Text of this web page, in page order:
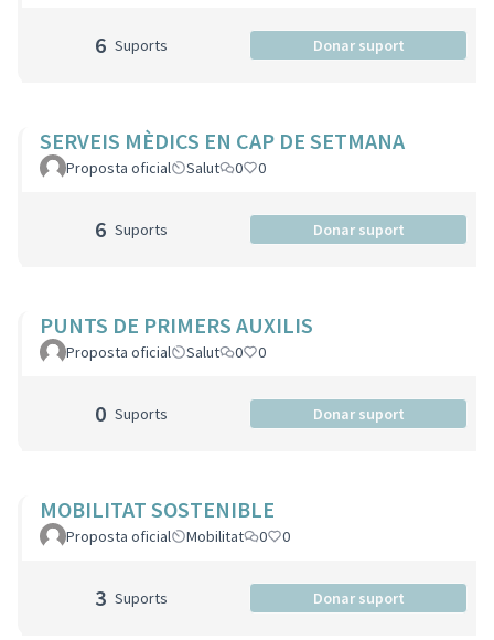
6 Suports Donar suport
SERVEIS MÈDICS EN CAP DE SETMANA
Proposta oficial Salut 0 0
6 Suports Donar suport
PUNTS DE PRIMERS AUXILIS
Proposta oficial Salut 0 0
0 Suports Donar suport
MOBILITAT SOSTENIBLE
Proposta oficial Mobilitat 0 0
3 Suports Donar suport